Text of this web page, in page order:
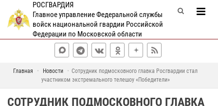
РОСГВАРДИЯ
Главное управление Федеральной службы
войск национальной гвардии Российской
Федерации по Московской области
Главная Новости
Сотрудник подмосковного главка Росгвардии стал
участником экстремального телешоу «Победители»
СОТРУДНИК ПОДМОСКОВНОГО ГЛАВКА